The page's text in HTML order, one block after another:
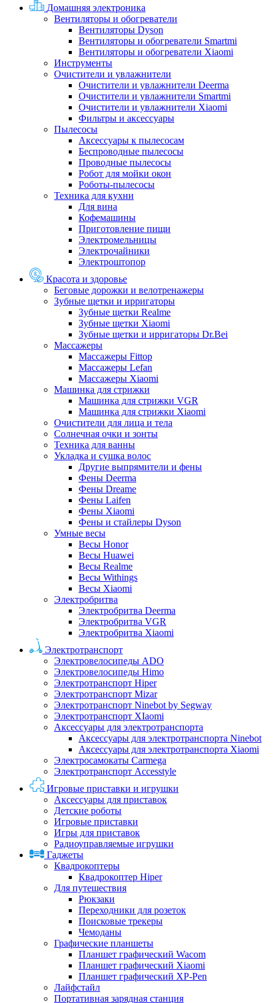
Домашняя электроника
Вентиляторы и обогреватели
Вентиляторы Dyson
Вентиляторы и обогреватели Smartmi
Вентиляторы и обогреватели Xiaomi
Инструменты
Очистители и увлажнители
Очистители и увлажнители Deerma
Очистители и увлажнители Smartmi
Очистители и увлажнители Xiaomi
Фильтры и аксессуары
Пылесосы
Аксессуары к пылесосам
Беспроводные пылесосы
Проводные пылесосы
Робот для мойки окон
Роботы-пылесосы
Техника для кухни
Для вина
Кофемашины
Приготовление пищи
Электромельницы
Электрочайники
Электроштопор
Красота и здоровье
Беговые дорожки и велотренажеры
Зубные щетки и ирригаторы
Зубные щетки Realme
Зубные щетки Xiaomi
Зубные щетки и ирригаторы Dr.Bei
Массажеры
Массажеры Fittop
Массажеры Lefan
Массажеры Xiaomi
Машинка для стрижки
Машинка для стрижки VGR
Машинка для стрижки Xiaomi
Очистители для лица и тела
Солнечная очки и зонты
Техника для ванны
Укладка и сушка волос
Другие выпрямители и фены
Фены Deerma
Фены Dreame
Фены Laifen
Фены Xiaomi
Фены и стайлеры Dyson
Умные весы
Весы Honor
Весы Huawei
Весы Realme
Весы Withings
Весы Xiaomi
Электробритва
Электробритва Deerma
Электробритва VGR
Электробритва Xiaomi
Электротранспорт
Электровелосипеды ADO
Электровелосипеды Himo
Электротранспорт Hiper
Электротранспорт Mizar
Электротранспорт Ninebot by Segway
Электротранспорт XIaomi
Аксессуары для электротранспорта
Аксессуары для электротранспорта Ninebot
Аксессуары для электротранспорта Xiaomi
Электросамокаты Carmega
Электротранспорт Accesstyle
Игровые приставки и игрушки
Аксессуары для приставок
Детские роботы
Игровые приставки
Игры для приставок
Радиоуправляемые игрушки
Гаджеты
Квадрокоптеры
Квадрокоптер Hiper
Для путешествия
Рюкзаки
Переходники для розеток
Поисковые трекеры
Чемоданы
Графические планшеты
Планшет графический Wacom
Планшет графический Xiaomi
Планшет графический XP-Pen
Лайфстайл
Портативная зарядная станция